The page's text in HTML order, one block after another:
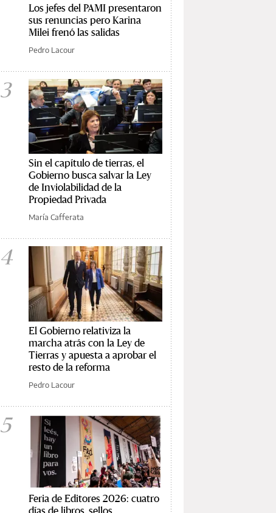
Los jefes del PAMI presentaron
sus renuncias pero Karina
Milei frenó las salidas
Pedro Lacour
3
Sin el capítulo de tierras, el
Gobierno busca salvar la Ley
de Inviolabilidad de la
Propiedad Privada
María Cafferata
4
El Gobierno relativiza la
marcha atrás con la Ley de
Tierras y apuesta a aprobar el
resto de la reforma
Pedro Lacour
5
Feria de Editores 2026: cuatro
días de libros, sellos